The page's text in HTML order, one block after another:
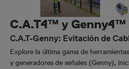
C.A.T4™ y Genny4™
C.A.T-Genny: Evitación de
Explore la última gama de
y generadores de señales (Genny),